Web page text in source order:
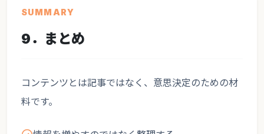
SUMMARY
9．まとめ
コンテンツとは記事ではなく、意思決定のための材
料です。